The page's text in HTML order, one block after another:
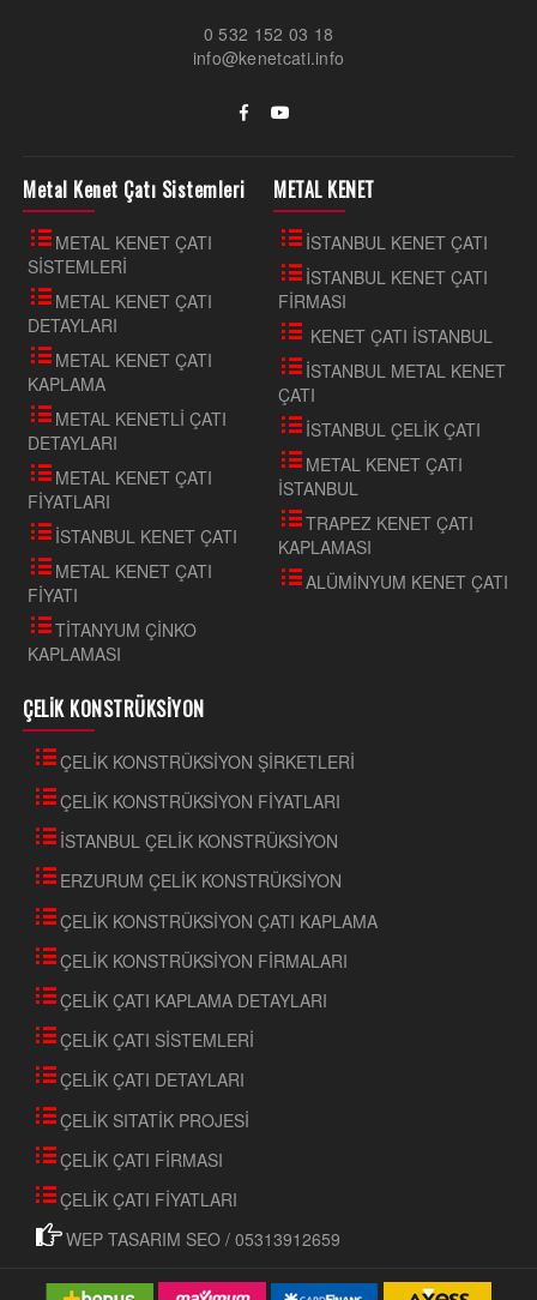
0 532 152 03 18
info@kenetcati.info
Metal Kenet Çatı Sistemleri
METAL KENET ÇATI
SİSTEMLERİ
METAL KENET ÇATI
DETAYLARI
METAL KENET ÇATI
KAPLAMA
METAL KENETLİ ÇATI
DETAYLARI
METAL KENET ÇATI
FİYATLARI
İSTANBUL KENET ÇATI
METAL KENET ÇATI
FİYATI
TİTANYUM ÇİNKO
KAPLAMASI
METAL KENET
İSTANBUL KENET ÇATI
İSTANBUL KENET ÇATI
FİRMASI
KENET ÇATI İSTANBUL
İSTANBUL METAL KENET
ÇATI
İSTANBUL ÇELİK ÇATI
METAL KENET ÇATI
İSTANBUL
TRAPEZ KENET ÇATI
KAPLAMASI
ALÜMİNYUM KENET ÇATI
ÇELİK KONSTRÜKSİYON
ÇELİK KONSTRÜKSİYON ŞİRKETLERİ
ÇELİK KONSTRÜKSİYON FİYATLARI
İSTANBUL ÇELİK KONSTRÜKSİYON
ERZURUM ÇELİK KONSTRÜKSİYON
ÇELİK KONSTRÜKSİYON ÇATI KAPLAMA
ÇELİK KONSTRÜKSİYON FİRMALARI
ÇELİK ÇATI KAPLAMA DETAYLARI
ÇELİK ÇATI SİSTEMLERİ
ÇELİK ÇATI DETAYLARI
ÇELİK SITATİK PROJESİ
ÇELİK ÇATI FİRMASI
ÇELİK ÇATI FİYATLARI
WEP TASARIM SEO / 05313912659